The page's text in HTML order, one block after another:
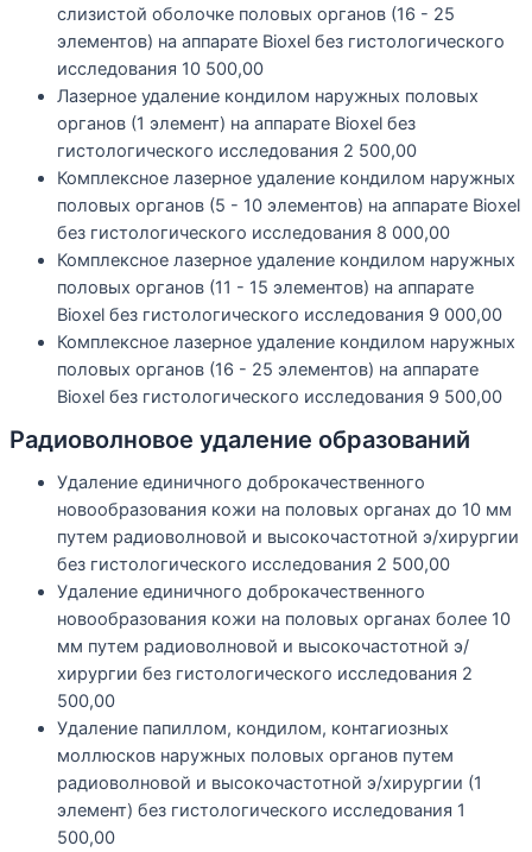
слизистой оболочке половых органов (16 - 25
элементов) на аппарате Bioxel без гистологического
исследования 10 500,00
Лазерное удаление кондилом наружных половых
органов (1 элемент) на аппарате Bioxel без
гистологического исследования 2 500,00
Комплексное лазерное удаление кондилом наружных
половых органов (5 - 10 элементов) на аппарате Bioxel
без гистологического исследования 8 000,00
Комплексное лазерное удаление кондилом наружных
половых органов (11 - 15 элементов) на аппарате
Bioxel без гистологического исследования 9 000,00
Комплексное лазерное удаление кондилом наружных
половых органов (16 - 25 элементов) на аппарате
Bioxel без гистологического исследования 9 500,00
Радиоволновое удаление образований
Удаление единичного доброкачественного
новообразования кожи на половых органах до 10 мм
путем радиоволновой и высокочастотной э/хирургии
без гистологического исследования 2 500,00
Удаление единичного доброкачественного
новообразования кожи на половых органах более 10
мм путем радиоволновой и высокочастотной э/
хирургии без гистологического исследования 2
500,00
Удаление папиллом, кондилом, контагиозных
моллюсков наружных половых органов путем
радиоволновой и высокочастотной э/хирургии (1
элемент) без гистологического исследования 1
500,00